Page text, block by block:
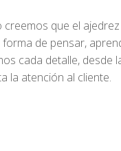
creemos que el
forma de pensar,
cada detalle, desde
la atención al cliente.